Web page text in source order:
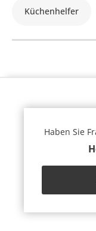
Küchenhelfer
Haben Sie